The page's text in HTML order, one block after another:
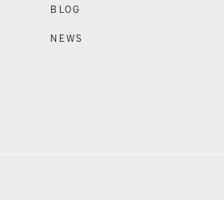
BLOG
NEWS